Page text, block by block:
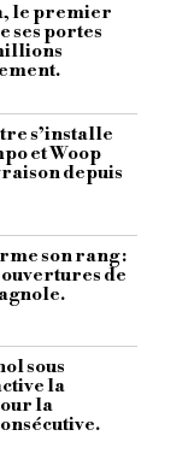
le premier
ses portes
s’installe
et Woop
depuis
son rang :
de
sous
la
la